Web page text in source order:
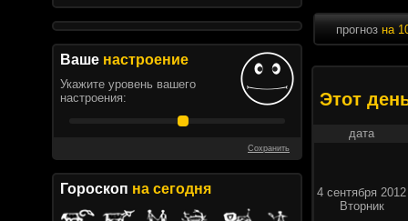
Ваше настроение
Укажите уровень вашего
настроения:
Сохранить
Гороскоп на сегодня
прогноз на
Этот
дата
4 сентября 2012
Вторник